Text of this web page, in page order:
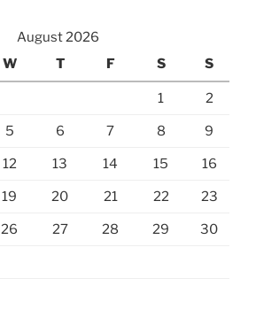
August 2026
W T F S S
1 2
5 6 7 8 9
12 13 14 15 16
19 20 21 22 23
26 27 28 29 30